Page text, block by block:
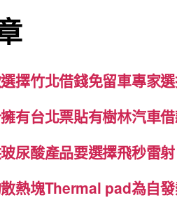
擇竹北借錢免留車專家
有台北票貼有樹林汽車
尿酸產品要選擇飛秒雷
熱塊Thermal pad為自